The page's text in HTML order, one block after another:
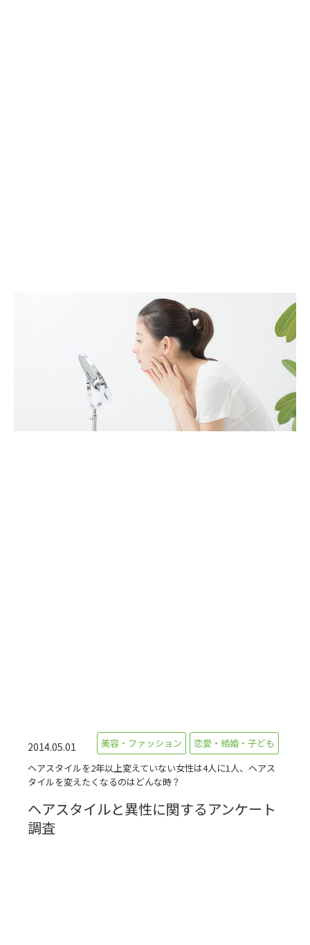
2014.05.01 美容・ファッション
恋愛・結婚・子ども
ヘアスタイルを2年以上変えていない女性は4人に1人、ヘアス
タイルを変えたくなるのはどんな時？
ヘアスタイルと異性に関するアンケート
調査